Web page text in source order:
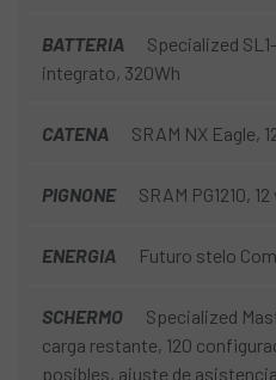
BATTERIA
Specialized
integrato, 320Wh
CATENA SRAM NX Eagle,
PIGNONE SRAM PG1210,
ENERGIA Futuro stelo
SCHERMO
Specialized
carga restante, 120
posibles, ajuste de